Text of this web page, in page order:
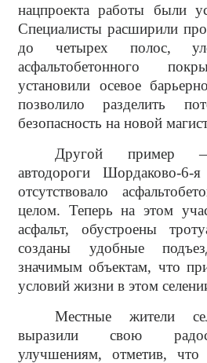
нацпроекта работы были
Специалисты расширили
до четырех полос,
асфальтобетонного
установили осевое
позволило разделить
безопасность на новой
Другой пример —
автодороги Шордаково-6-
отсутствовало
целом. Теперь на этом
асфальт, обустроены
созданы удобные
значимым объектам, что
условий жизни в этом
Местные жители
выразили свою
улучшениям, отметив,